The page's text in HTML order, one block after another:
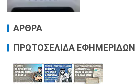
ΑΡΘΡΑ
ΠΡΩΤΟΣΕΛΙΔΑ ΕΦΗΜΕΡΙΔΩΝ